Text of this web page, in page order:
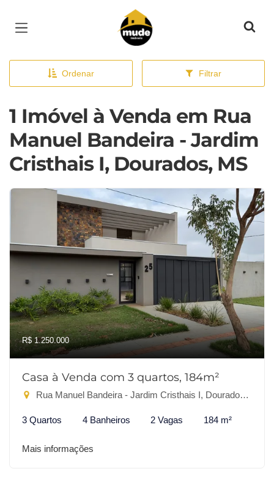
Página inicial
Ordenar Filtrar
1 Imóvel à Venda em Rua
Manuel Bandeira - Jardim
Cristhais I, Dourados, MS
R$ 1.250.000
Casa à Venda com 3 quartos, 184m²
Rua Manuel Bandeira - Jardim Cristhais I, Dourados-MS
3 Quartos 4 Banheiros 2 Vagas 184 m²
Mais informações